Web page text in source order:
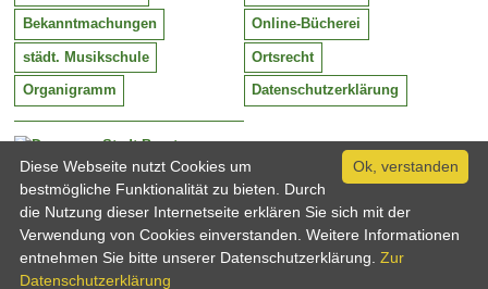
Stadt Barntrup
Mittelstraße 38
32683 Barntrup
Tel:
Email:
05263 / 409-0
info@barntrup.de
Bekanntmachungen Online-Bücherei
städt. Musikschule Ortsrecht
Organigramm Datenschutzerklärung
Ok, verstanden
Diese Webseite nutzt Cookies um
bestmögliche Funktionalität zu bieten. Durch
die Nutzung dieser Internetseite erklären Sie sich mit der
Verwendung von Cookies einverstanden. Weitere Informationen
entnehmen Sie bitte unserer Datenschutzerklärung. Zur
Datenschutzerklärung